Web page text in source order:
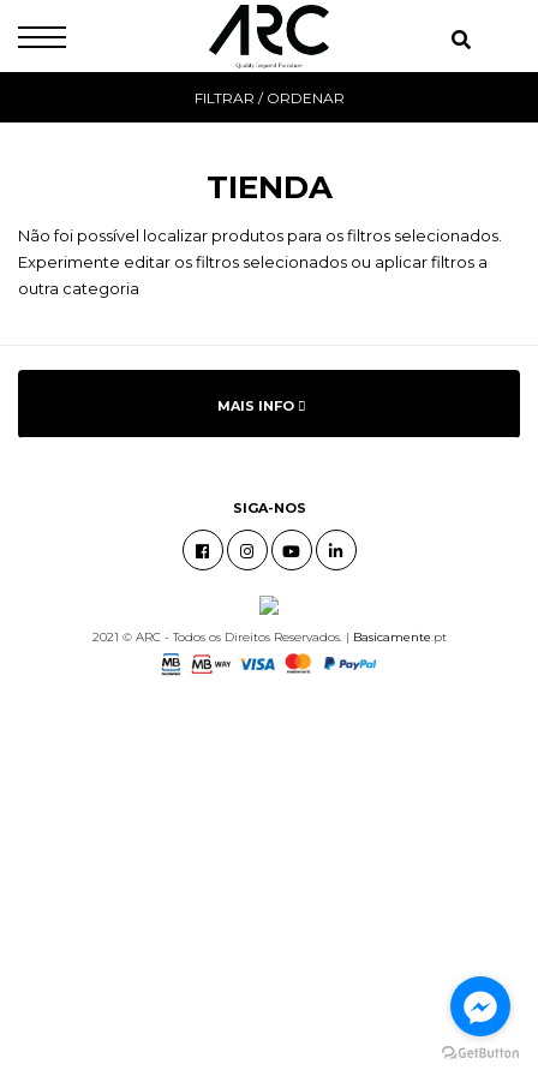
FILTRAR / ORDENAR
TIENDA
Não foi possível localizar produtos para os filtros selecionados.
Experimente editar os filtros selecionados ou aplicar filtros a
outra categoria
MAIS INFO
SIGA-NOS
2021 © ARC - Todos os Direitos Reservados. | Basicamente.pt